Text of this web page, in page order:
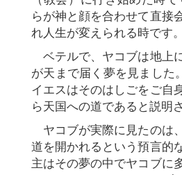
らが神と顔を合わせて直接
れ人生が変えられる時です。
ベテルで、ヤコブは地上
が天まで届く夢を見ました
イエスはそのはしごをご自
ら天国への道であると説明
ヤコブが実際に見たのは
道を開かれるという預言的
主はその夢の中でヤコブに